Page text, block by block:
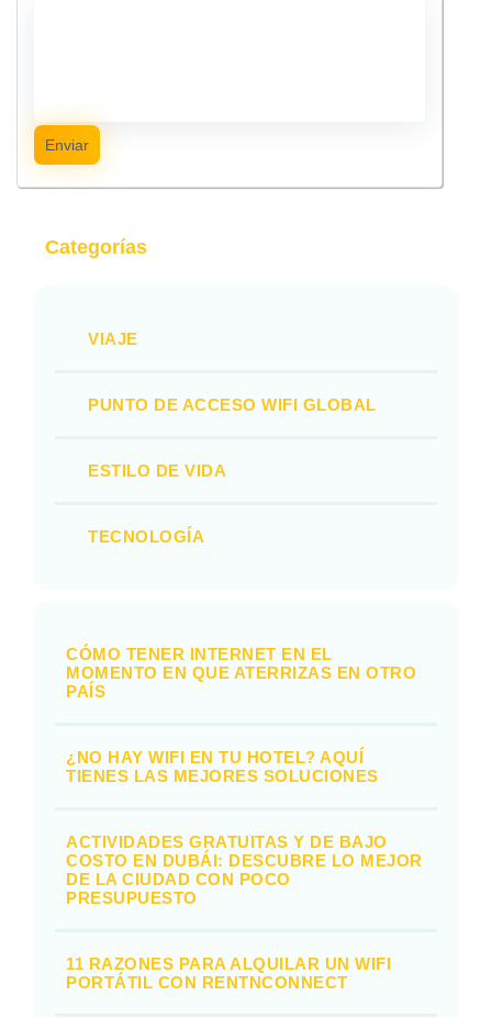
Enviar
Categorías
VIAJE
PUNTO DE ACCESO WIFI GLOBAL
ESTILO DE VIDA
TECNOLOGÍA
CÓMO TENER INTERNET EN EL
MOMENTO EN QUE ATERRIZAS EN OTRO
PAÍS
¿NO HAY WIFI EN TU HOTEL? AQUÍ
TIENES LAS MEJORES SOLUCIONES
ACTIVIDADES GRATUITAS Y DE BAJO
COSTO EN DUBÁI: DESCUBRE LO MEJOR
DE LA CIUDAD CON POCO
PRESUPUESTO
11 RAZONES PARA ALQUILAR UN WIFI
PORTÁTIL CON RENTNCONNECT